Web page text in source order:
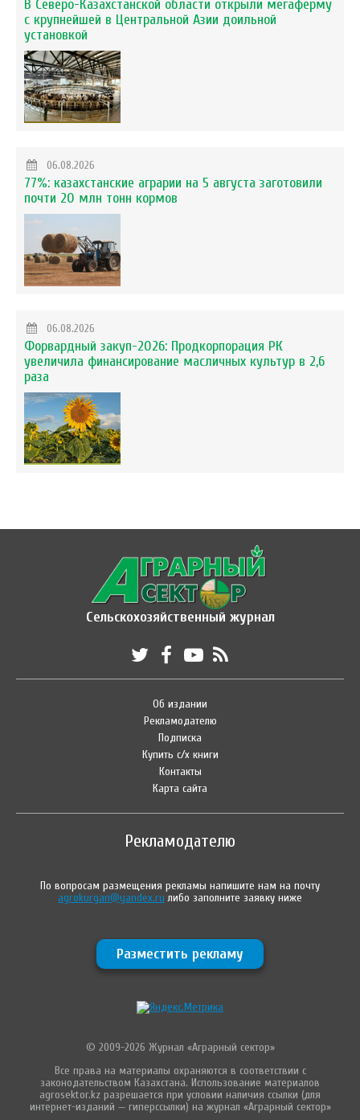
В Северо-Казахстанской области открыли мегаферму
с крупнейшей в Центральной Азии доильной
установкой
06.08.2026
77%: казахстанские аграрии на 5 августа заготовили
почти 20 млн тонн кормов
06.08.2026
Форвардный закуп-2026: Продкорпорация РК
увеличила финансирование масличных культур в 2,6
раза
Сельскохозяйственный журнал
Об издании
Рекламодателю
Подписка
Купить с/х книги
Контакты
Карта сайта
Рекламодателю
По вопросам размещения рекламы напишите нам на почту
agrokurgan@yandex.ru либо заполните заявку ниже
Разместить рекламу
© 2009-2026 Журнал «Аграрный сектор»
Все права на материалы охраняются в соответствии с
законодательством Казахстана. Использование материалов
agrosektor.kz разрешается при условии наличия ссылки (для
интернет-изданий — гиперссылки) на журнал «Аграрный сектор»